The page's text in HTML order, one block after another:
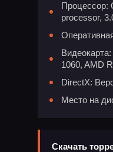
Процессор:
processor,
1060, AMD
DirectX:
Место на
Скачать